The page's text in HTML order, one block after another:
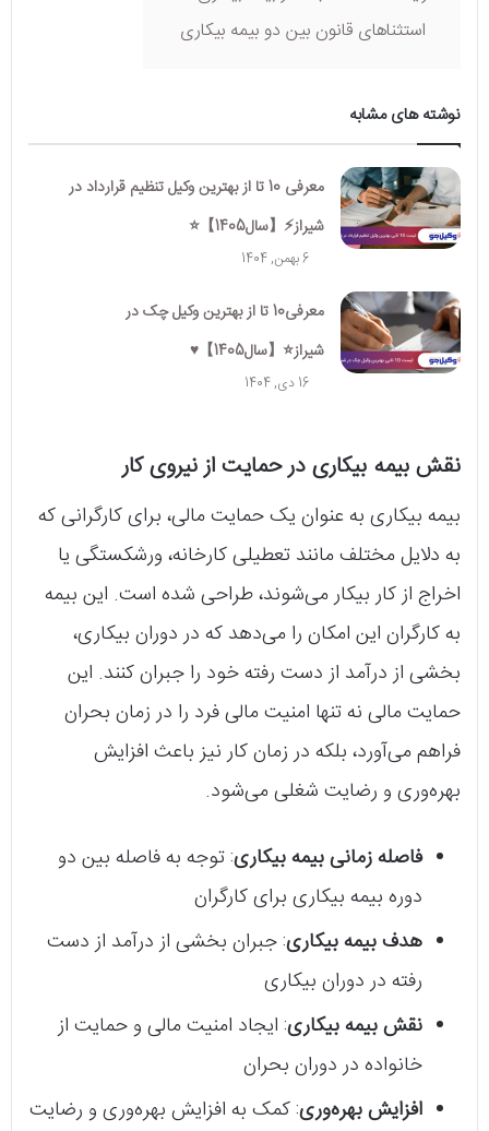
استثناهای قانون بین دو بیمه بیکاری
نوشته های مشابه
معرفی 10 تا از بهترین وکیل تنظیم قرارداد در
شیراز⚡【سال1405】⭐️
6 بهمن, 1404
معرفی10 تا از بهترین وکیل چک در
شیراز⭐【سال1405】♥️
16 دی, 1404
نقش بیمه بیکاری در حمایت از نیروی کار
بیمه بیکاری به عنوان یک حمایت مالی، برای کارگرانی که
به دلایل مختلف مانند تعطیلی کارخانه، ورشکستگی یا
اخراج از کار بیکار می‌شوند، طراحی شده است. این بیمه
به کارگران این امکان را می‌دهد که در دوران بیکاری،
بخشی از درآمد از دست رفته خود را جبران کنند. این
حمایت مالی نه تنها امنیت مالی فرد را در زمان بحران
فراهم می‌آورد، بلکه در زمان کار نیز باعث افزایش
بهره‌وری و رضایت شغلی می‌شود.
فاصله زمانی بیمه بیکاری: توجه به فاصله بین دو
دوره بیمه بیکاری برای کارگران
هدف بیمه بیکاری: جبران بخشی از درآمد از دست
رفته در دوران بیکاری
نقش بیمه بیکاری: ایجاد امنیت مالی و حمایت از
خانواده در دوران بحران
افزایش بهره‌وری: کمک به افزایش بهره‌وری و رضایت